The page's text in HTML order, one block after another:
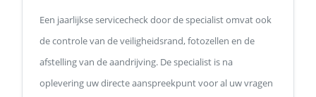
Een jaarlijkse servicecheck door de specialist omvat ook
de controle van de veiligheidsrand, fotozellen en de
afstelling van de aandrijving. De specialist is na
oplevering uw directe aanspreekpunt voor al uw vragen